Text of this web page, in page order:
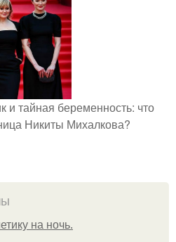
и тайная беременность: что
Никиты Михалкова?
на ночь.